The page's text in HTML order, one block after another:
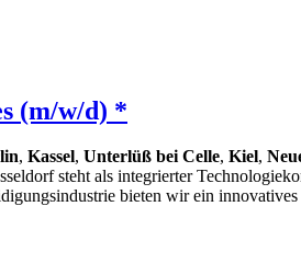
(m/w/d) *
, Kassel, Unterlüß bei Celle, Kiel,
steht als integrierter
bieten wir ein